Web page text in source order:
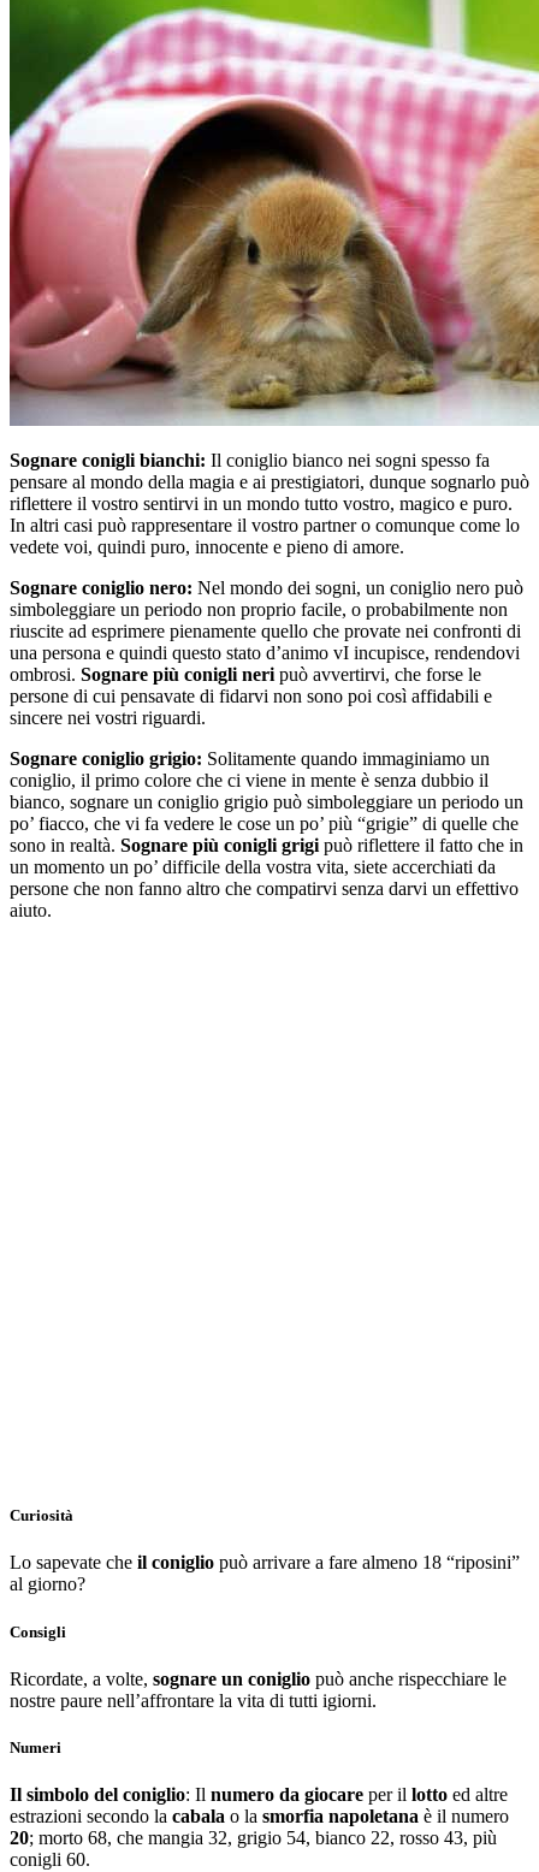
Sognare conigli bianchi: Il coniglio bianco nei sogni spesso fa
pensare al mondo della magia e ai prestigiatori, dunque sognarlo può
riflettere il vostro sentirvi in un mondo tutto vostro, magico e puro.
In altri casi può rappresentare il vostro partner o comunque come lo
vedete voi, quindi puro, innocente e pieno di amore.
Sognare coniglio nero: Nel mondo dei sogni, un coniglio nero può
simboleggiare un periodo non proprio facile, o probabilmente non
riuscite ad esprimere pienamente quello che provate nei confronti di
una persona e quindi questo stato d’animo vI incupisce, rendendovi
ombrosi. Sognare più conigli neri può avvertirvi, che forse le
persone di cui pensavate di fidarvi non sono poi così affidabili e
sincere nei vostri riguardi.
Sognare coniglio grigio: Solitamente quando immaginiamo un
coniglio, il primo colore che ci viene in mente è senza dubbio il
bianco, sognare un coniglio grigio può simboleggiare un periodo un
po’ fiacco, che vi fa vedere le cose un po’ più “grigie” di quelle che
sono in realtà. Sognare più conigli grigi può riflettere il fatto che in
un momento un po’ difficile della vostra vita, siete accerchiati da
persone che non fanno altro che compatirvi senza darvi un effettivo
aiuto.
Curiosità
Lo sapevate che il coniglio può arrivare a fare almeno 18 “riposini”
al giorno?
Consigli
Ricordate, a volte, sognare un coniglio può anche rispecchiare le
nostre paure nell’affrontare la vita di tutti igiorni.
Numeri
Il simbolo del coniglio: Il numero da giocare per il lotto ed altre
estrazioni secondo la cabala o la smorfia napoletana è il numero
20; morto 68, che mangia 32, grigio 54, bianco 22, rosso 43, più
conigli 60.